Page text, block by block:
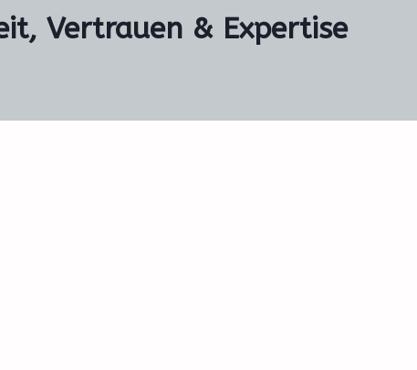
Vertrauen & Expertise